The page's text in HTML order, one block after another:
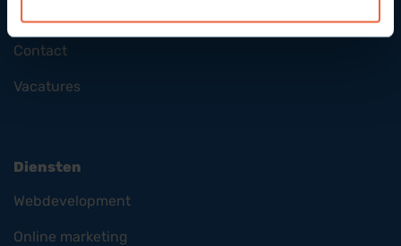
Contact
Vacatures
Diensten
Webdevelopment
Online marketing